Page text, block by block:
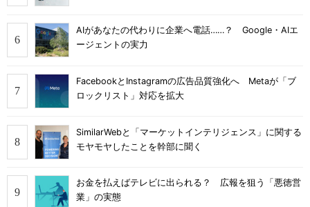
AIがあなたの代わりに企業へ電話……？ Google・AIエ
ージェントの実力
FacebookとInstagramの広告品質強化へ Metaが「ブ
ロックリスト」対応を拡大
SimilarWebと「マーケットインテリジェンス」に関する
モヤモヤしたことを幹部に聞く
お金を払えばテレビに出られる？ 広報を狙う「悪徳営
業」の実態